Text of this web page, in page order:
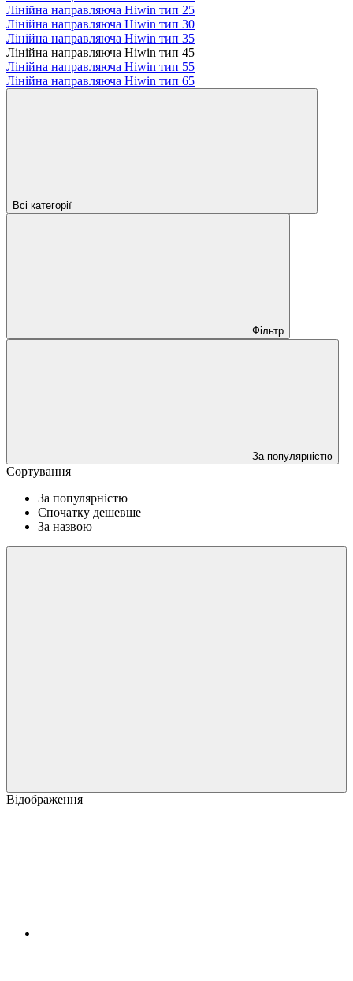
Лінійна направляюча Hiwin тип 25
Лінійна направляюча Hiwin тип 30
Лінійна направляюча Hiwin тип 35
Лінійна направляюча Hiwin тип 45
Лінійна направляюча Hiwin тип 55
Лінійна направляюча Hiwin тип 65
Всі категорії
Фільтр
За популярністю
Сортування
За популярністю
Спочатку дешевше
За назвою
Відображення